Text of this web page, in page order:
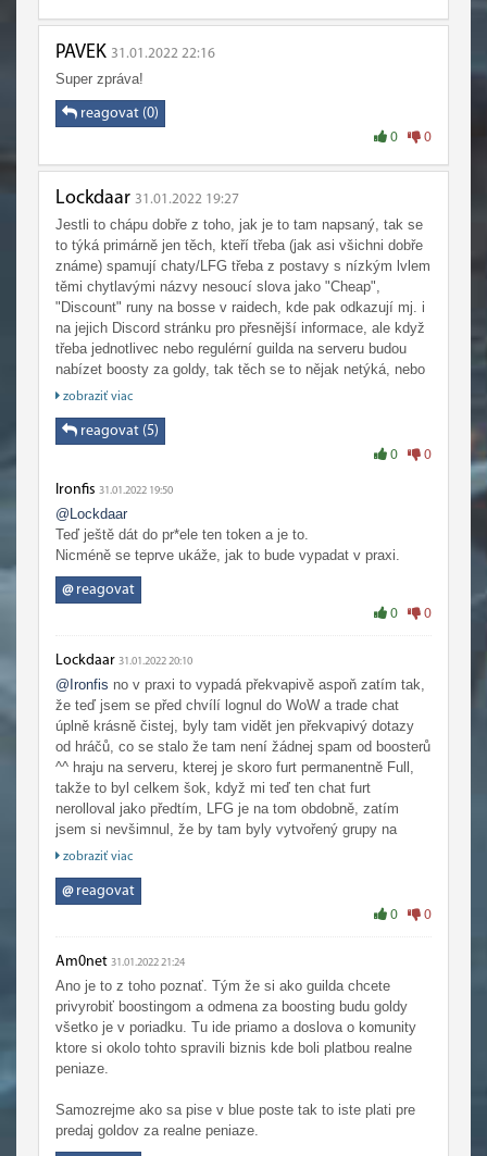
PAVEK 31.01.2022 22:16
Super zpráva!
reagovat (0)
0 0
Lockdaar 31.01.2022 19:27
Jestli to chápu dobře z toho, jak je to tam napsaný, tak se
to týká primárně jen těch, kteří třeba (jak asi všichni dobře
známe) spamují chaty/LFG třeba z postavy s nízkým lvlem
těmi chytlavými názvy nesoucí slova jako "Cheap",
"Discount" runy na bosse v raidech, kde pak odkazují mj. i
na jejich Discord stránku pro přesnější informace, ale když
třeba jednotlivec nebo regulérní guilda na serveru budou
nabízet boosty za goldy, tak těch se to nějak netýká, nebo
jak jinak si vyložit ten odstavec "Tato změna pravidel
nástrojů (Trade chat), aby mohli nakupovat a prodávat
předměty a aktivity za herní měnu." - a zejména pak ten
aktivita se dá asi dost lehce představit i ten boost.
Určitě správný krok v tom, jestli to razantně omezí aspoň
ty přiblblý spamery v chatu, otázka ale je, jak to vezmou
lidi. Asi se dobře ví, že v dnešní době jsou boosty velmi
oblíbený, a z principu co je oblíbený tak to se může někdy
obtížně zakazovat
zobraziť viac
reagovat (5)
0 0
Ironfis 31.01.2022 19:50
@Lockdaar
Teď ještě dát do pr*ele ten token a je to.
Nicméně se teprve ukáže, jak to bude vypadat v praxi.
@reagovat
0 0
Lockdaar 31.01.2022 20:10
@Ironfis no v praxi to vypadá překvapivě aspoň zatím tak,
že teď jsem se před chvílí lognul do WoW a trade chat
úplně krásně čistej, byly tam vidět jen překvapivý dotazy
od hráčů, co se stalo že tam není žádnej spam od boosterů
^^ hraju na serveru, kterej je skoro furt permanentně Full,
takže to byl celkem šok, když mi teď ten chat furt
nerolloval jako předtím, LFG je na tom obdobně, zatím
jsem si nevšimnul, že by tam byly vytvořený grupy na
boosty
zobraziť viac
@reagovat
0 0
Am0net 31.01.2022 21:24
Ano je to z toho poznať. Tým že si ako guilda chcete
privyrobiť boostingom a odmena za boosting budu goldy
všetko je v poriadku. Tu ide priamo a doslova o komunity
ktore si okolo tohto spravili biznis kde boli platbou realne
peniaze.
Samozrejme ako sa pise v blue poste tak to iste plati pre
predaj goldov za realne peniaze.